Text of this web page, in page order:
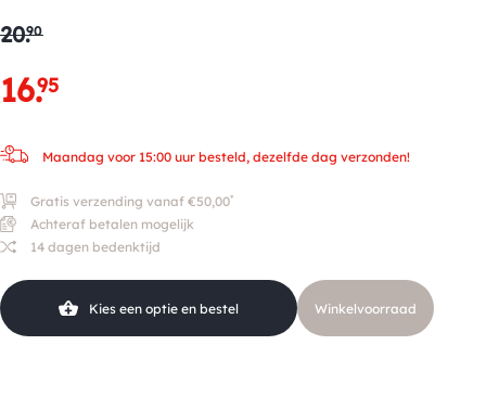
20.90
16.95
Maandag voor 15:00 uur besteld, dezelfde dag verzonden!
Gratis verzending vanaf €50,00*
Achteraf betalen mogelijk
14 dagen bedenktijd
Kies een optie en bestel Winkelvoorraad